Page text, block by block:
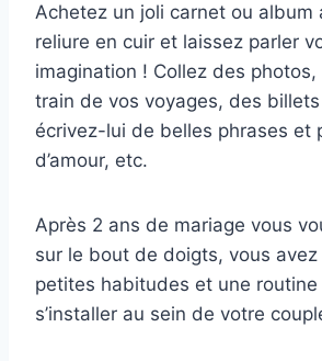
Achetez un joli carnet ou album
reliure en cuir et laissez parler
imagination ! Collez des
train de vos voyages, des
écrivez-lui de belles phrases et
d’amour, etc.
Après 2 ans de mariage vous
sur le bout de doigts, vous avez
petites habitudes et une routine
s’installer au sein de votre